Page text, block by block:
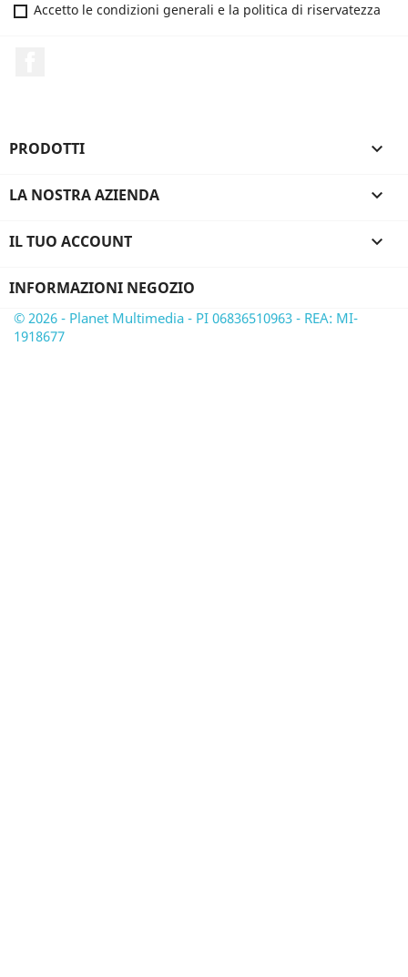
Accetto le condizioni generali e la politica di riservatezza
PRODOTTI 
LA NOSTRA AZIENDA 
IL TUO ACCOUNT 
INFORMAZIONI NEGOZIO
© 2026 - Planet Multimedia - PI 06836510963 - REA: MI-
1918677